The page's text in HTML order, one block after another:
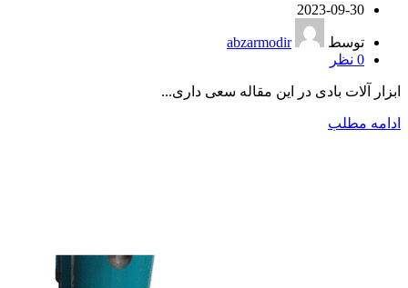
2023-09-30
توسط
abzarmodir
0 نظر
ابزار آلات بادی در این مقاله سعی داری...
ادامه مطلب